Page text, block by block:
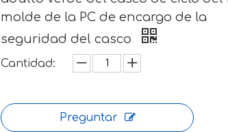
molde de la PC de encargo de la
seguridad del casco
Cantidad:
Preguntar